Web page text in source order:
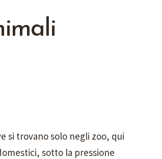
si trovano solo negli zoo, qui
sotto la pressione